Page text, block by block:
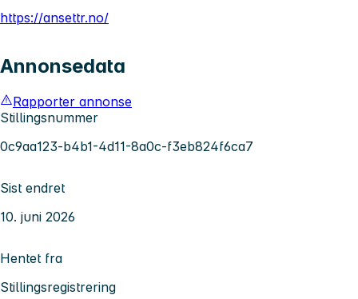
https://ansettr.no/
Annonsedata
Rapporter annonse
Stillingsnummer
0c9aa123-b4b1-4d11-8a0c-f3eb824f6ca7
Sist endret
10. juni 2026
Hentet fra
Stillingsregistrering